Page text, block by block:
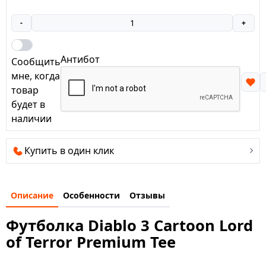
- +
Сообщить
мне, когда
товар
будет в
наличии
Антибот
Купить в один клик
Описание Особенности Отзывы
Футболка Diablo 3 Cartoon Lord
of Terror Premium Tee